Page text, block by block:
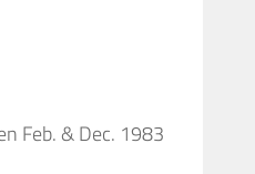
Feb. & Dec. 1983